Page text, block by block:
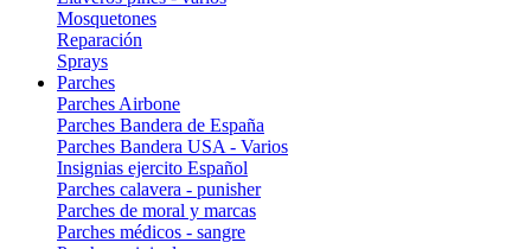
Mosquetones
Reparación
Sprays
Parches
Parches Airbone
Parches Bandera de España
Parches Bandera USA - Varios
Insignias ejercito Español
Parches calavera - punisher
Parches de moral y marcas
Parches médicos - sangre